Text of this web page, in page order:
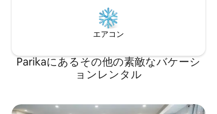
エアコン
Parikaにあるその他の素敵なバケーシ
ョンレンタル